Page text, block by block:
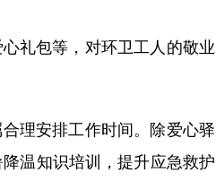
礼包等，对环卫工人的敬业
理安排工作时间。除爱心驿
温知识培训，提升应急救护